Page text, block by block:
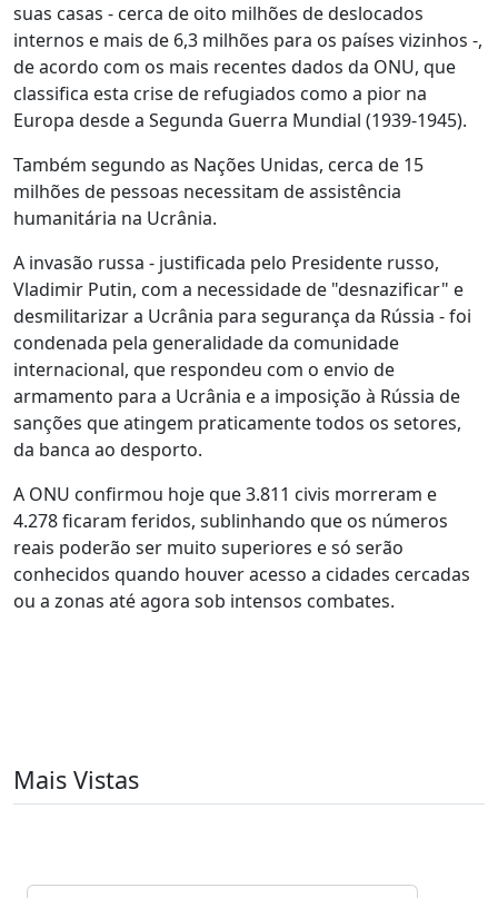
suas casas - cerca de oito milhões de deslocados
internos e mais de 6,3 milhões para os países vizinhos -,
de acordo com os mais recentes dados da ONU, que
classifica esta crise de refugiados como a pior na
Europa desde a Segunda Guerra Mundial (1939-1945).
Também segundo as Nações Unidas, cerca de 15
milhões de pessoas necessitam de assistência
humanitária na Ucrânia.
A invasão russa - justificada pelo Presidente russo,
Vladimir Putin, com a necessidade de "desnazificar" e
desmilitarizar a Ucrânia para segurança da Rússia - foi
condenada pela generalidade da comunidade
internacional, que respondeu com o envio de
armamento para a Ucrânia e a imposição à Rússia de
sanções que atingem praticamente todos os setores,
da banca ao desporto.
A ONU confirmou hoje que 3.811 civis morreram e
4.278 ficaram feridos, sublinhando que os números
reais poderão ser muito superiores e só serão
conhecidos quando houver acesso a cidades cercadas
ou a zonas até agora sob intensos combates.
Mais Vistas